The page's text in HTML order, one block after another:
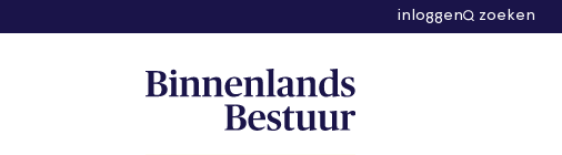
inloggen zoeken